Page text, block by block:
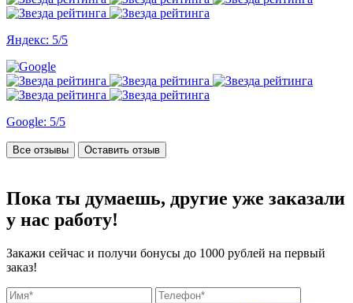
Яндекс: 5/5
Google: 5/5
Все отзывы Оставить отзыв
Пока ты думаешь, другие уже заказали
у нас работу!
Закажи сейчас и получи бонусы до 1000 рублей на первый
заказ!